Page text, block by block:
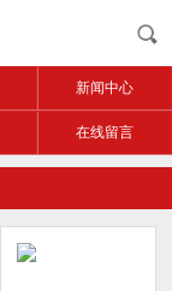
新闻中心
在线留言